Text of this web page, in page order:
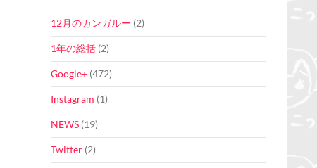
12月のカンガルー (2)
1年の総括 (2)
Google+ (472)
Instagram (1)
NEWS (19)
Twitter (2)